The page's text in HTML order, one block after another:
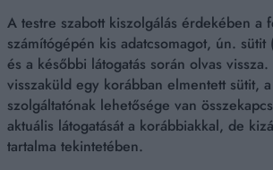
A testre szabott kiszolgálás érdekében a
számítógépén kis adatcsomagot, ún.
és a későbbi látogatás során olvas
visszaküld egy korábban elmentett sütit,
szolgáltatónak lehetősége van
aktuális látogatását a korábbiakkal, de
tartalma tekintetében.